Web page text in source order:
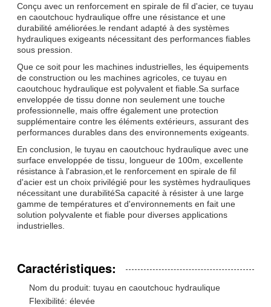
Conçu avec un renforcement en spirale de fil d'acier, ce tuyau
en caoutchouc hydraulique offre une résistance et une
durabilité améliorées.le rendant adapté à des systèmes
hydrauliques exigeants nécessitant des performances fiables
sous pression.
Que ce soit pour les machines industrielles, les équipements
de construction ou les machines agricoles, ce tuyau en
caoutchouc hydraulique est polyvalent et fiable.Sa surface
enveloppée de tissu donne non seulement une touche
professionnelle, mais offre également une protection
supplémentaire contre les éléments extérieurs, assurant des
performances durables dans des environnements exigeants.
En conclusion, le tuyau en caoutchouc hydraulique avec une
surface enveloppée de tissu, longueur de 100m, excellente
résistance à l'abrasion,et le renforcement en spirale de fil
d'acier est un choix privilégié pour les systèmes hydrauliques
nécessitant une durabilitéSa capacité à résister à une large
gamme de températures et d'environnements en fait une
solution polyvalente et fiable pour diverses applications
industrielles.
Caractéristiques:
Nom du produit: tuyau en caoutchouc hydraulique
Flexibilité: élevée